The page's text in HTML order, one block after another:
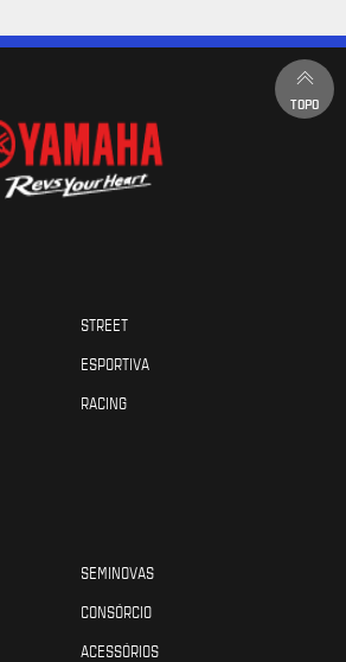
TOPO
STREET
ESPORTIVA
RACING
SEMINOVAS
CONSÓRCIO
ACESSÓRIOS